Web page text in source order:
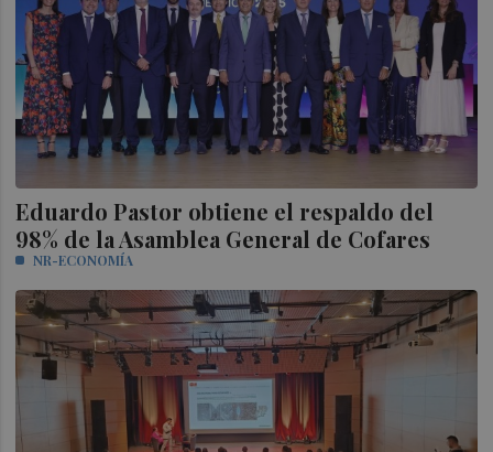
Eduardo Pastor obtiene el respaldo del
98% de la Asamblea General de Cofares
NR-ECONOMÍA